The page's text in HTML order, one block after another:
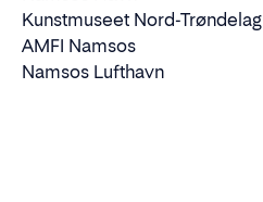
Kunstmuseet Nord-Trøndelag
AMFI Namsos
Namsos Lufthavn